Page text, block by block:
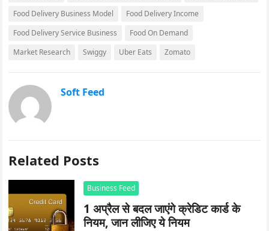
Food Delivery Business Model
Food Delivery Income
Food Delivery Service Business
Food On Demand
Market Research
Swiggy Uber Eats Zomato
Soft Feed
Related Posts
Business Feed
1 अप्रैल से बदल जाएंगे क्रेडिट कार्ड के
नियम, जान लीजिए ये नियम